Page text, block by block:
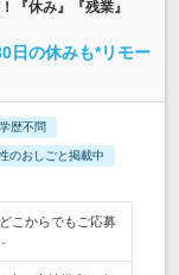
『休み』『残業』
日の休みも*リモー
学歴不問
のおしごと掲載中
こからでもご応募